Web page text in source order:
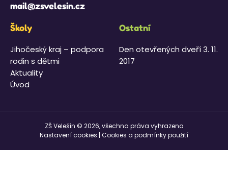
mail@zsvelesin.cz
Školy
Jihočeský kraj – podpora
rodin s dětmi
Aktuality
Úvod
Ostatní
Den otevřených dveří 3. 11.
2017
ZŠ Velešín © 2026, všechna práva vyhrazena
Nastavení cookies Cookies a podmínky použití